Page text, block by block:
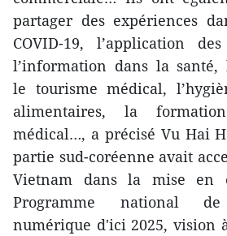
partager des expériences
COVID-19, l’application
l’information dans la santé,
le tourisme médical,
alimentaires, la
médical…, a précisé Vu Hai
partie sud-coréenne avait
Vietnam dans la mise en
Programme national de
numérique d'ici 2025, vision